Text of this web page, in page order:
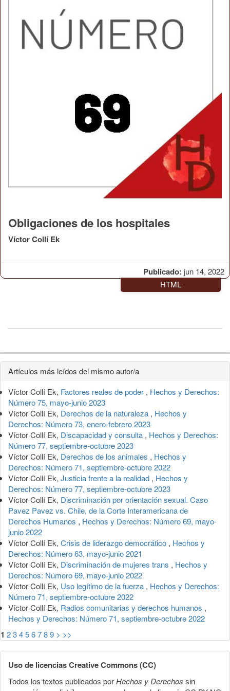
Publicado: jun 14, 2022
Obligaciones de los hospitales
Víctor Collí Ek
HTML
Detalles
del
artículo
Artículos más leídos del mismo autor/a
Víctor Collí Ek, Factores reales de poder , Hechos y Derechos:
Número 75, mayo-junio 2023
Víctor Collí Ek, Derechos de la naturaleza , Hechos y
Derechos: Número 73, enero-febrero 2023
Víctor Collí Ek, Discapacidad y consulta , Hechos y Derechos:
Número 77, septiembre-octubre 2023
Víctor Collí Ek, Derechos de los animales , Hechos y
Derechos: Número 71, septiembre-octubre 2022
Víctor Collí Ek, Justicia frente a la realidad , Hechos y
Derechos: Número 77, septiembre-octubre 2023
Víctor Collí Ek, Discriminación por orientación sexual. Caso
Pavez Pavez vs. Chile, de la Corte Interamericana de
Derechos Humanos , Hechos y Derechos: Número 69, mayo-
junio 2022
Víctor Collí Ek, Crisis de liderazgo democrático , Hechos y
Derechos: Número 63, mayo-junio 2021
Víctor Collí Ek, Discriminación de mujeres trans , Hechos y
Derechos: Número 69, mayo-junio 2022
Víctor Collí Ek, Uso legítimo de la fuerza , Hechos y Derechos:
Número 71, septiembre-octubre 2022
Víctor Collí Ek, Radios comunitarias y derechos humanos ,
Hechos y Derechos: Número 71, septiembre-octubre 2022
1 23456789 > >>
Uso de licencias Creative Commons (CC)
Todos los textos publicados porHechos y Derechos sin